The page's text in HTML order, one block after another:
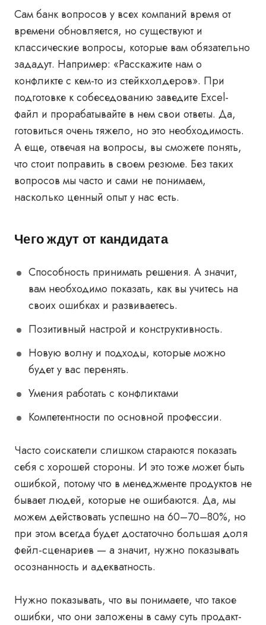
Сам банк вопросов у всех компаний время от
времени обновляется, но существуют и
классические вопросы, которые вам обязательно
зададут. Например: «Расскажите нам о
конфликте с кем-то из стейкхолдеров». При
подготовке к собеседованию заведите Excel-
файл и прорабатывайте в нем свои ответы. Да,
готовиться очень тяжело, но это необходимость.
А еще, отвечая на вопросы, вы сможете понять,
что стоит поправить в своем резюме. Без таких
вопросов мы часто и сами не понимаем,
насколько ценный опыт у нас есть.
Чего ждут от кандидата
Способность принимать решения. А значит,
вам необходимо показать, как вы учитесь на
своих ошибках и развиваетесь.
Позитивный настрой и конструктивность.
Новую волну и подходы, которые можно
будет у вас перенять.
Умения работать с конфликтами
Компетентности по основной профессии.
Часто соискатели слишком стараются показать
себя с хорошей стороны. И это тоже может быть
ошибкой, потому что в менеджменте продуктов не
бывает людей, которые не ошибаются. Да, мы
можем действовать успешно на 60–70–80%, но
при этом всегда будет достаточно большая доля
фейл-сценариев — а значит, нужно показывать
осознанность и адекватность.
Нужно показывать, что вы понимаете, что такое
ошибки, что они заложены в саму суть продакт-